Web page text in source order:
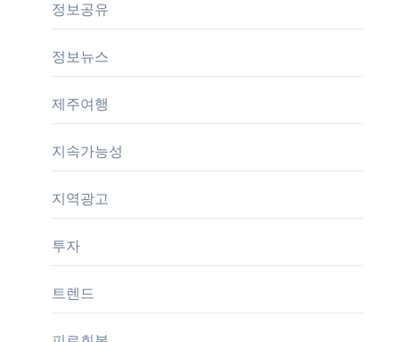
정보공유
정보뉴스
제주여행
지속가능성
지역광고
투자
트렌드